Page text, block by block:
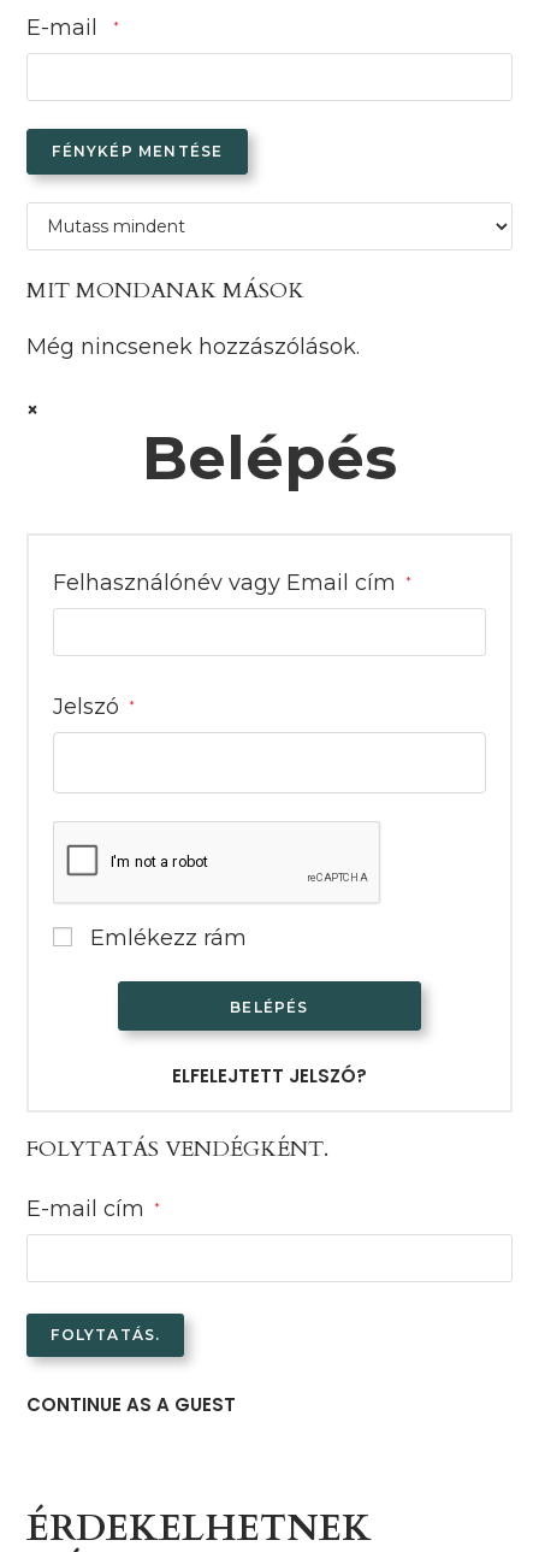
E-mail *
FÉNYKÉP MENTÉSE
MIT MONDANAK MÁSOK
Még nincsenek hozzászólások.
×
Belépés
Felhasználónév vagy Email cím *Kötelező
Jelszó *Kötelező
Emlékezz rám
BELÉPÉS
ELFELEJTETT JELSZÓ?
FOLYTATÁS VENDÉGKÉNT.
E-mail cím *
CONTINUE AS A GUEST
ÉRDEKELHETNEK